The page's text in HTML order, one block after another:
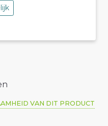
VAN DIT PRODUCT